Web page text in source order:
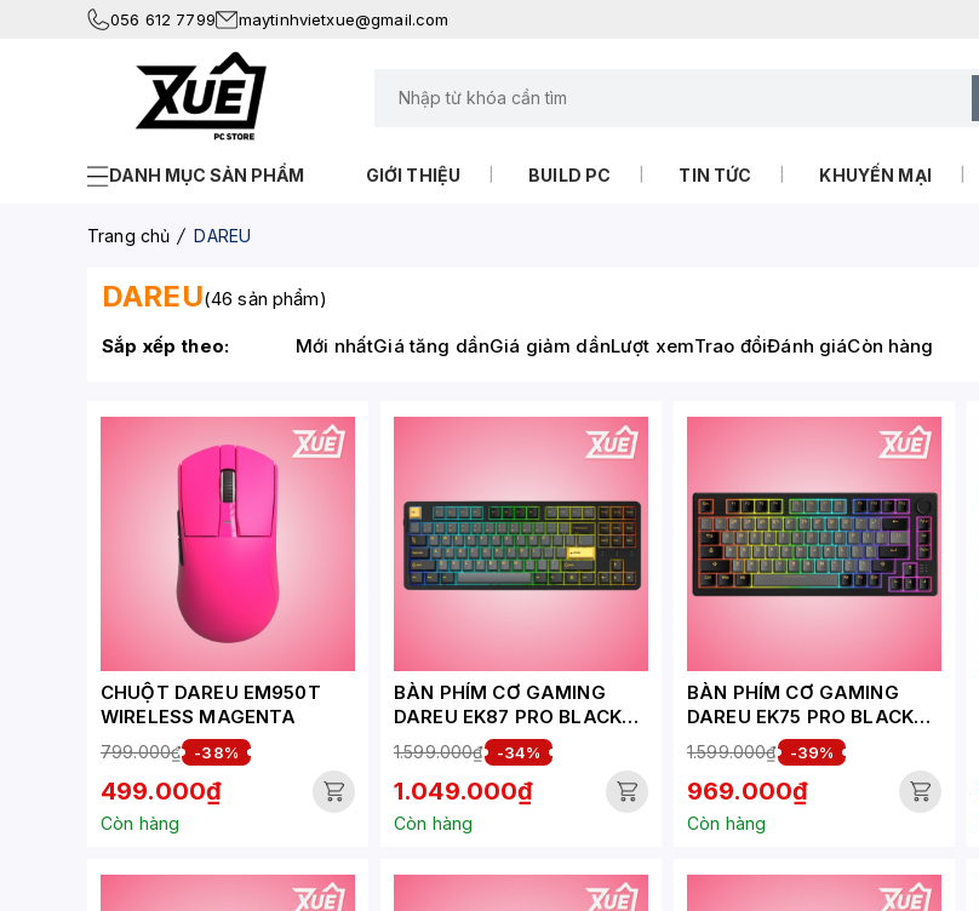
056 612 7799 maytinhvietxue@gmail.com
DANH MỤC SẢN PHẨM GIỚI THIỆU BUILD PC TIN TỨC KHUYẾN MẠI
Trang chủ DAREU
DAREU(46 sản phẩm)
Sắp xếp theo: Mới nhấtGiá tăng dầnGiá giảm dầnLượt xemTrao đổiĐánh giáCòn hàng
CHUỘT DAREU EM950T
WIRELESS MAGENTA
799.000₫ -38%
499.000₫
Còn hàng
BÀN PHÍM CƠ GAMING
DAREU EK87 PRO BLACK
GOLDEN_CLOUD SWITCH
1.599.000₫ -34%
1.049.000₫
Còn hàng
BÀN PHÍM CƠ GAMING
DAREU EK75 PRO BLACK
GOLDEN_CLOUD SWITCH
1.599.000₫ -39%
969.000₫
Còn hàng